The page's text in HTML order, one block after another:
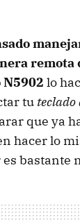
remota
N5902 lo
tu teclado
que ya
hacer lo
bastante